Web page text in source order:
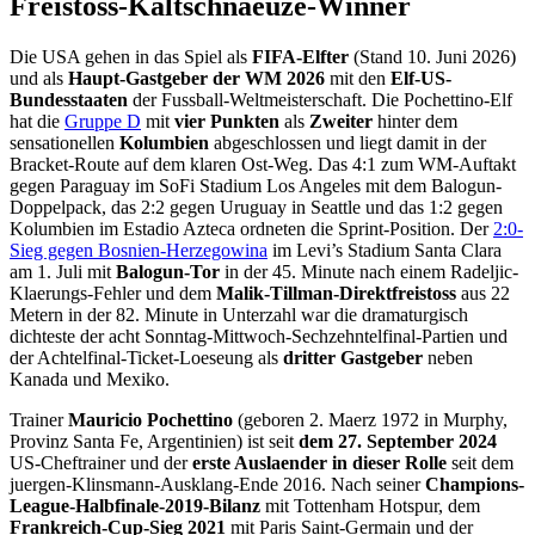
Die USA gehen in das Spiel als FIFA-Elfter (Stand 10. Juni 2026)
und als Haupt-Gastgeber der WM 2026 mit den Elf-US-
Bundesstaaten der Fussball-Weltmeisterschaft. Die Pochettino-Elf
hat die Gruppe D mit vier Punkten als Zweiter hinter dem
sensationellen Kolumbien abgeschlossen und liegt damit in der
Bracket-Route auf dem klaren Ost-Weg. Das 4:1 zum WM-Auftakt
gegen Paraguay im SoFi Stadium Los Angeles mit dem Balogun-
Doppelpack, das 2:2 gegen Uruguay in Seattle und das 1:2 gegen
Kolumbien im Estadio Azteca ordneten die Sprint-Position. Der 2:0-
Sieg gegen Bosnien-Herzegowina im Levi’s Stadium Santa Clara
am 1. Juli mit Balogun-Tor in der 45. Minute nach einem Radeljic-
Klaerungs-Fehler und dem Malik-Tillman-Direktfreistoss aus 22
Metern in der 82. Minute in Unterzahl war die dramaturgisch
dichteste der acht Sonntag-Mittwoch-Sechzehntelfinal-Partien und
der Achtelfinal-Ticket-Loeseung als dritter Gastgeber neben
Kanada und Mexiko.
TrainerMauricio Pochettino (geboren 2. Maerz 1972 in Murphy,
Provinz Santa Fe, Argentinien) ist seit dem 27. September 2024
US-Cheftrainer und dererste Auslaender in dieser Rolle seit dem
juergen-Klinsmann-Ausklang-Ende 2016. Nach seinerChampions-
League-Halbfinale-2019-Bilanz mit Tottenham Hotspur, dem
Frankreich-Cup-Sieg 2021 mit Paris Saint-Germain und der